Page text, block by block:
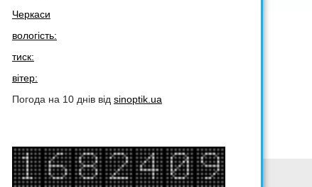
Черкаси
вологість:
тиск:
вітер:
Погода на 10 днів від sinoptik.ua